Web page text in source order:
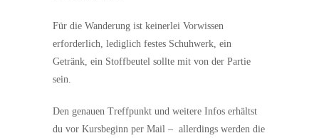
Für die Wanderung ist keinerlei Vorwissen
erforderlich, lediglich festes Schuhwerk, ein
Getränk, ein Stoffbeutel sollte mit von der Partie
sein.
Den genauen Treffpunkt und weitere Infos erhältst
du vor Kursbeginn per Mail – allerdings werden die